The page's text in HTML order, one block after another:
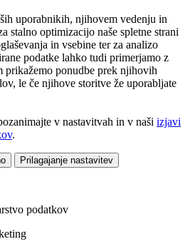
uporabnikih, njihovem vedenju in
stalno optimizacijo naše spletne strani
in vsebine ter za analizo
podatke lahko tudi primerjamo z
ponudbe prek njihovih
le če njihove storitve že uporabljate
v nastavitvah in v naši izjavi
.
Prilagajanje nastavitev
podatkov